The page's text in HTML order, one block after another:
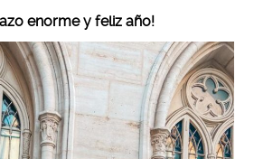
enorme y feliz año!